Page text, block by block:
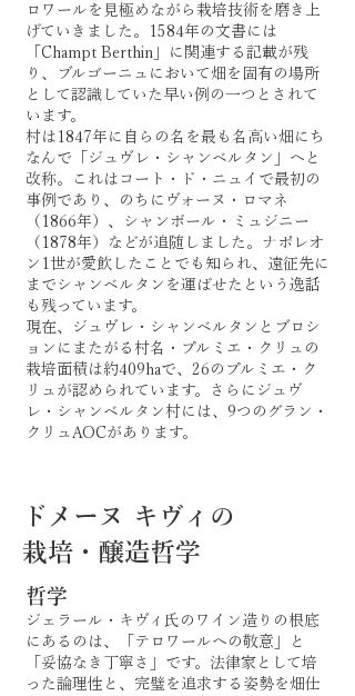
ロワールを見極めながら栽培技術を磨き上
げていきました。1584年の文書には
「Champt Berthin」に関連する記載が残
り、ブルゴーニュにおいて畑を固有の場所
として認識していた早い例の一つとされて
います。
村は1847年に自らの名を最も名高い畑にち
なんで「ジュヴレ・シャンベルタン」へと
改称。これはコート・ド・ニュイで最初の
事例であり、のちにヴォーヌ・ロマネ
（1866年）、シャンボール・ミュジニー
（1878年）などが追随しました。ナポレオ
ン1世が愛飲したことでも知られ、遠征先に
までシャンベルタンを運ばせたという逸話
も残っています。
現在、ジュヴレ・シャンベルタンとブロシ
ョンにまたがる村名・プルミエ・クリュの
栽培面積は約409haで、26のプルミエ・ク
リュが認められています。さらにジュヴ
レ・シャンベルタン村には、9つのグラン・
クリュAOCがあります。
ドメーヌ キヴィの
栽培・醸造哲学
哲学
ジェラール・キヴィ氏のワイン造りの根底
にあるのは、「テロワールへの敬意」と
「妥協なき丁寧さ」です。法律家として培
った論理性と、完璧を追求する姿勢を畑仕